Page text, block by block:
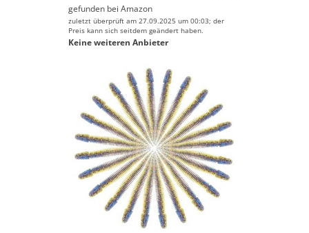
ibasenice
gefunden bei Amazon
zuletzt überprüft am 27.09.2025 um 00:03; der
Preis kann sich seitdem geändert haben.
Keine weiteren Anbieter